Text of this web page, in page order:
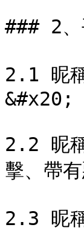
### 2、
2.1 昵
&#x20;
2.2 昵
擊、帶
2.3 昵稱